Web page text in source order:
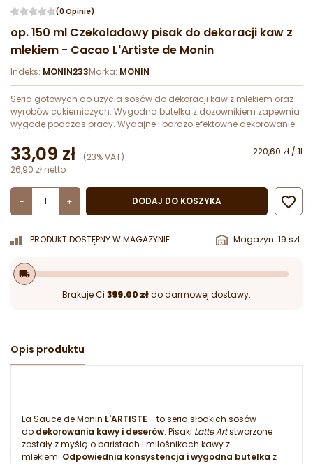
(0 Opinie)
op. 150 ml Czekoladowy pisak do dekoracji kaw z
mlekiem - Cacao L'Artiste de Monin
Indeks: MONIN233Marka: MONIN
Seria gotowych do użycia sosów do dekoracji kaw z mlekiem oraz
wyrobów cukierniczych. Wygodna butelka z dozownikiem zapewnia
wygodę podczas pracy. Wydajne i bardzo efektowne dekorowanie.
33,09 zł (23% VAT)
220,60 zł / 1l
26,90 zł netto
- + DODAJ DO KOSZYKA 
PRODUKT DOSTĘPNY W MAGAZYNIE Magazyn: 19 szt.
local_shipping
Brakuje Ci 399.00 złdo darmowej dostawy.
Opis produktu
La Sauce de Monin L'ARTISTE - to seria słodkich sosów
do dekorowania kawy i deserów. Pisaki Latte Artstworzone
zostały z myślą o baristach i miłośnikach kawy z
mlekiem. Odpowiednia konsystencja i wygodna butelka z